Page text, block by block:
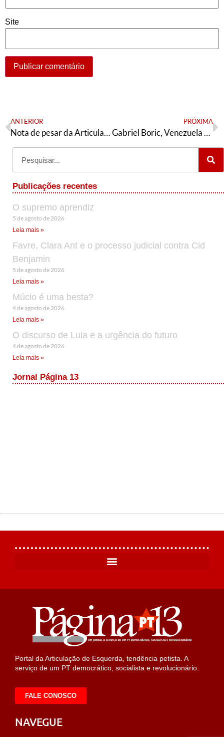
Site
ANTERIOR
Nota de pesar da Articulação de Esquerda de Campinas
PRÓXIMA
Gabriel Boric, Venezuela y la cuestión de los derechos humanos
Publicações recentes
O supremo aprendiz
5 de agosto de 2026
Leia mais »
Favre, Clara Ant e o processo judicial contra Cid
Benjamin
5 de agosto de 2026
Leia mais »
Múcio é uma besta?
4 de agosto de 2026
Leia mais »
O discurso de Lula e a urgência do futuro
4 de agosto de 2026
Leia mais »
Jornal Página 13
Portal da Articulação de Esquerda, tendência petista. A
serviço de um PT democrático, socialista e revolucionário.
FALE CONOSCO
NAVEGUE